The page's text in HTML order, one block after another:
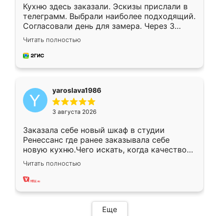
Кухню здесь заказали. Эскизы прислали в
телеграмм. Выбрали наиболее подходящий.
Согласовали день для замера. Через 3
недели кухня была уже готова. Остались
довольны работой. Спасибо Ренессанс
мебель за качественную работу!
Читать полностью
yaroslava1986
3 августа 2026
Заказала себе новый шкаф в студии
Ренессанс где ранее заказывала себе
новую кухню.Чего искать, когда качеством
вполне довольна. Служит кухня уже почти
два года, нареканий нет.
Читать полностью
Еще